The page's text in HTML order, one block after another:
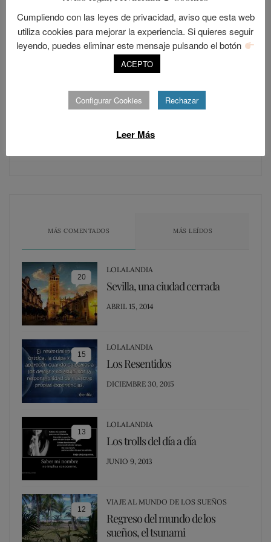
SIGUE A LOLANDIA
MÁS COMENTADOS MÁS LEÍDOS
20
LOLALANDIA
Sevilla, una ciudad cerrada
POSTED
ABRIL 15, 2014
15
LOLALANDIA
Los Resentidos
POSTED
DICIEMBRE 30, 2015
13
LOLALANDIA
Los trolls del día a día
POSTED
JUNIO 9, 2013
12
VIAJE AL MUNDO DE LOS SUEÑOS
Regreso del mundo de los
sueños, el tsunami
Cumpliendo con las leyes de privacidad, aviso que esta web
utiliza cookies para mejorar la experiencia. Si quieres seguir
leyendo, puedes eliminar este mensaje pulsando el botón
ACEPTO
Configurar Cookies Rechazar
Leer Más